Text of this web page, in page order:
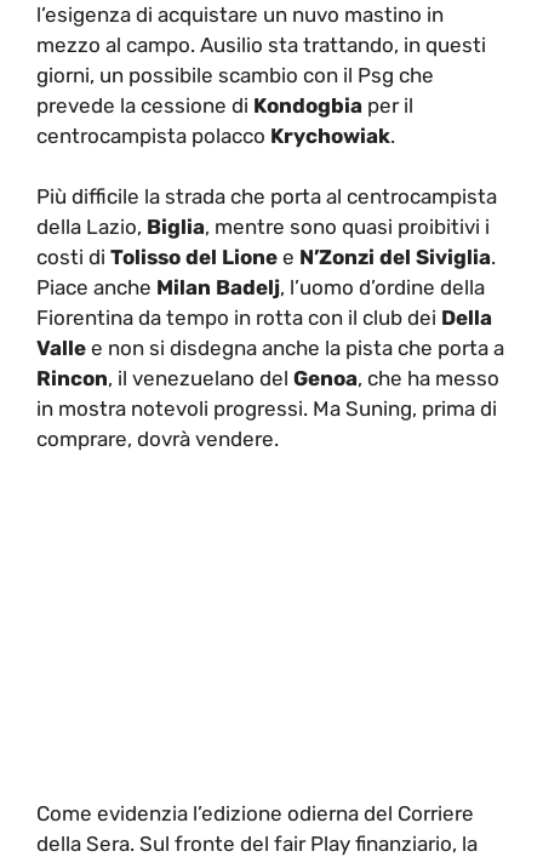
l’esigenza di acquistare un nuvo mastino in
mezzo al campo. Ausilio sta trattando, in questi
giorni, un possibile scambio con il Psg che
prevede la cessione di Kondogbia per il
centrocampista polacco Krychowiak.
Più difficile la strada che porta al centrocampista
della Lazio, Biglia, mentre sono quasi proibitivi i
costi di Tolisso del Lione e N’Zonzi del Siviglia.
Piace anche Milan Badelj, l’uomo d’ordine della
Fiorentina da tempo in rotta con il club dei Della
Valle e non si disdegna anche la pista che porta a
Rincon, il venezuelano del Genoa, che ha messo
in mostra notevoli progressi. Ma Suning, prima di
comprare, dovrà vendere.
Come evidenzia l’edizione odierna del Corriere
della Sera. Sul fronte del fair Play finanziario, la